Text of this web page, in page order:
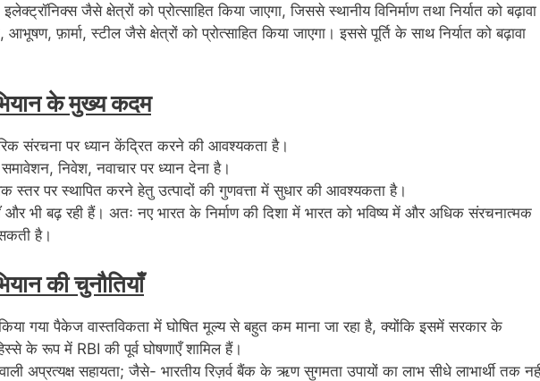
जैसे क्षेत्रों को प्रोत्साहित किया जाएगा, जिससे स्थानीय विनिर्माण तथा निर्यात को बढ़ावा
फ़ार्मा, स्टील जैसे क्षेत्रों को प्रोत्साहित किया जाएगा। इससे पूर्ति के साथ निर्यात को बढ़ावा
के मुख्य कदम
संरचना पर ध्यान केंद्रित करने की आवश्यकता है।
निवेश, नवाचार पर ध्यान देना है।
स्तर पर स्थापित करने हेतु उत्पादों की गुणवत्ता में सुधार की आवश्यकता है।
और भी बढ़ रही हैं। अतः नए भारत के निर्माण की दिशा में भारत को भविष्य में और अधिक संरचनात्मक
है।
की चुनौतियाँ
गया पैकेज वास्तविकता में घोषित मूल्य से बहुत कम माना जा रहा है, क्योंकि इसमें सरकार के
के रूप में RBI की पूर्व घोषणाएँ शामिल हैं।
वाली अप्रत्यक्ष सहायता; जैसे- भारतीय रिज़र्व बैंक के ऋण सुगमता उपायों का लाभ सीधे लाभार्थी तक